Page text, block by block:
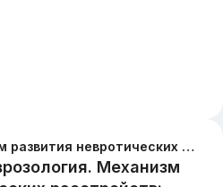
Неврозология. Механизм развития невротических расстройств: психическая травма, преморбидные психологические особенности больных. Классификация